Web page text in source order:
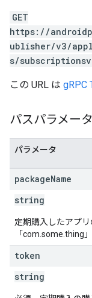
GET
https://
ublisher/v3/
s/
この URL は gRPC
パスパラメータ
パラメータ
packageName
string
定期購入したアプ
「com.some.thing」
token
string